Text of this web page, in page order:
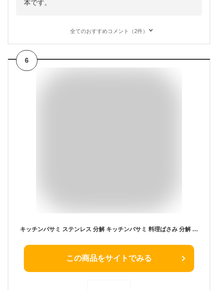
本です。
全てのおすすめコメント（2件）
6
キッチンバサミ ステンレス 分解 キッチンバサミ 料理ばさみ 分解 食洗機対応 食洗機 持ち運び 専用ケース付 まな板いらず キッチンはさみ 食洗機対応 キ分解して洗える 肉切り 野菜 カット ステンレス 便利グッズ プレゼント
この商品をサイトでみる